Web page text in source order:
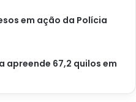
em ação da Polícia
apreende 67,2 quilos em